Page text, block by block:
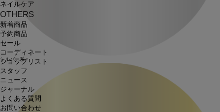
ネイルケア
OTHERS
新着商品
予約商品
セール
コーディネート
ショップリスト
スタッフ
ニュース
ジャーナル
よくある質問
お問い合わせ
シルバー系